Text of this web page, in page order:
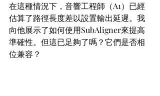
在這種情況下，音響工程師（A1）已經
估算了路徑長度差以設置輸出延遲。我
向他展示了如何使用SubAligner來提高
準確性。但這已足夠了嗎？它們是否相
位兼容？